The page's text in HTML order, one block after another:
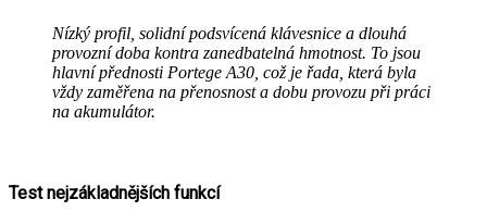
Nízký profil, solidní podsvícená klávesnice a dlouhá
provozní doba kontra zanedbatelná hmotnost. To jsou
hlavní přednosti Portege A30, což je řada, která byla
vždy zaměřena na přenosnost a dobu provozu při práci
na akumulátor.
Test nejzákladnějších funkcí